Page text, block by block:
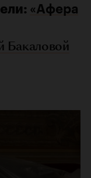
«Афера
Бакаловой